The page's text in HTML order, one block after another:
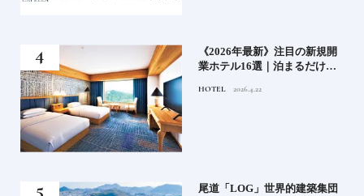
《2026年最新》注目の新規開
業ホテル16選｜泊まるだけで
ル
HOTEL 2026.4.22
尾道「LOG」世界的建築集団